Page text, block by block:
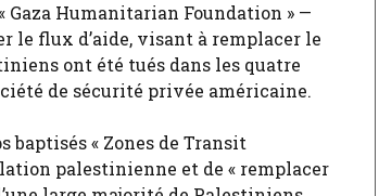
Humanitarian Foundation » —
le flux d’aide, visant à remplacer le
ont été tués dans les quatre
de sécurité privée américaine.
« Zones de Transit
palestinienne et de « remplacer